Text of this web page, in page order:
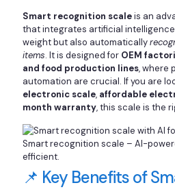
Smart recognition scaleis an
that integrates artificial
weight but also automatically
items. It is designed for OEM
and food production lines, where
automation are crucial. If you are
electronic scale, affordable
month warranty, this scale is the
Smart recognition scale – AI-
efficient.
📌 Key Benefits of